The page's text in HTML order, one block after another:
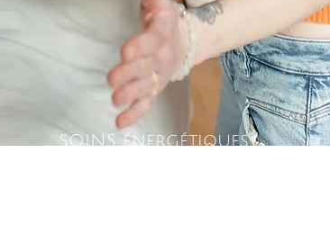
SOINS énergétiques